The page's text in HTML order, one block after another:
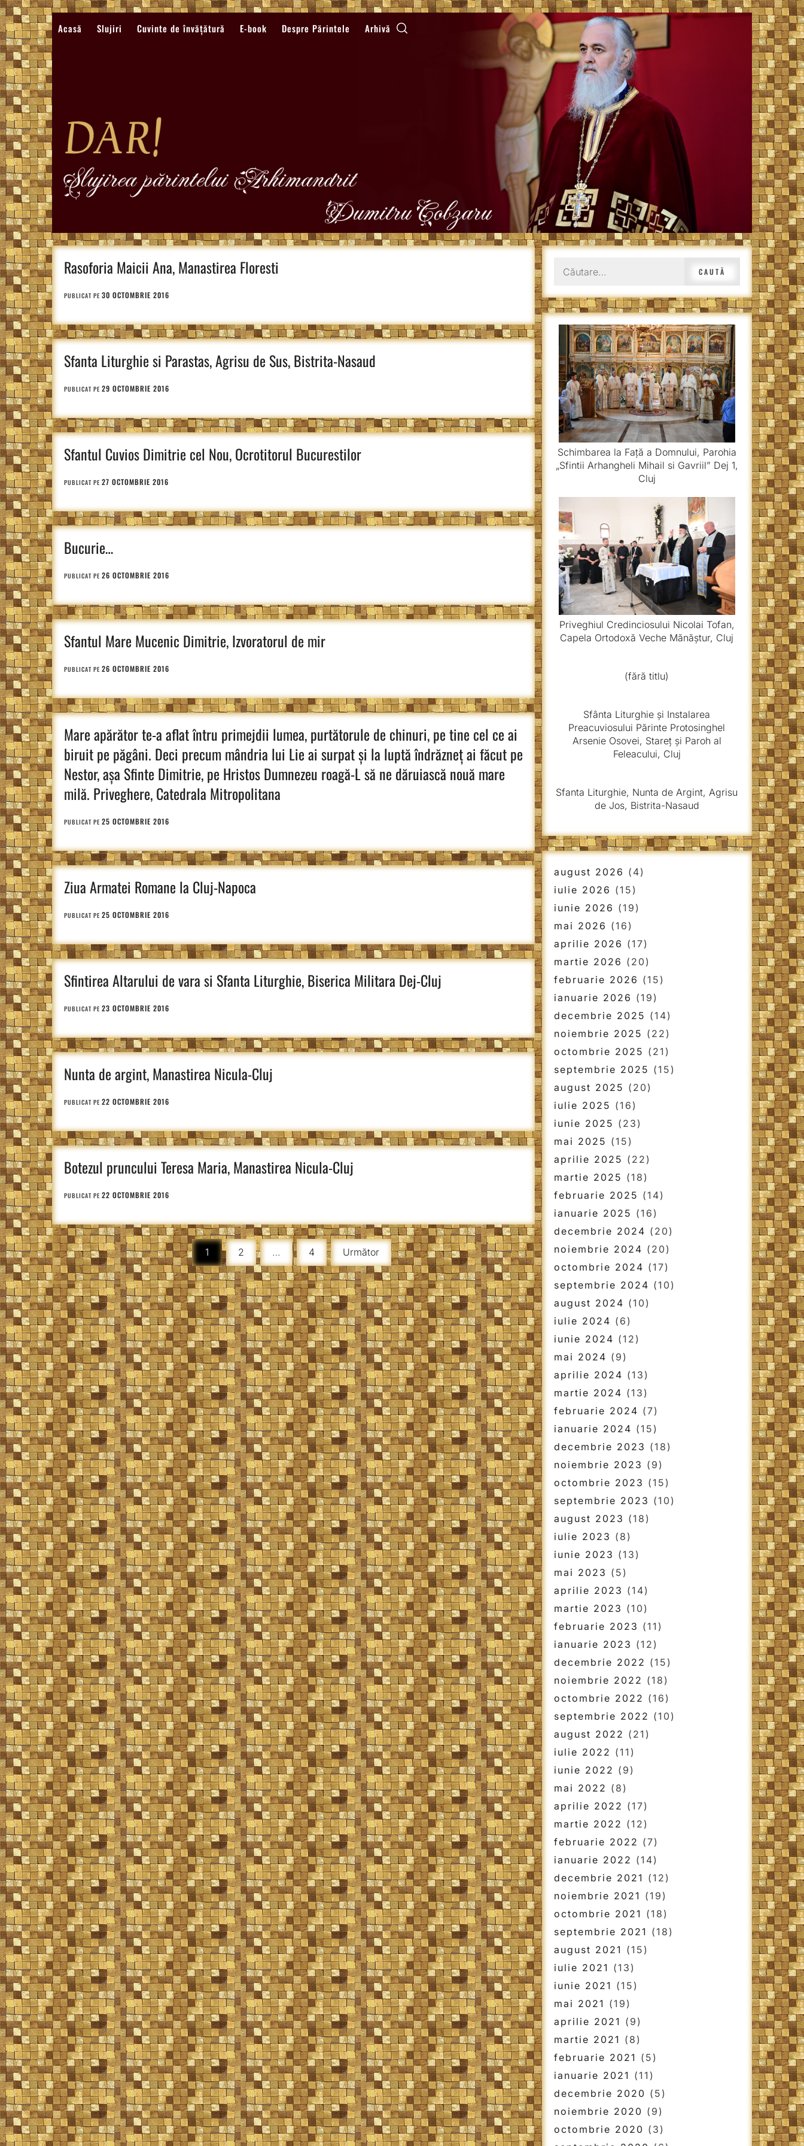
Sari
la
conținut
Acasă Slujiri Cuvinte de învățătură E-book Despre Părintele Arhivă
Rasoforia Maicii Ana, Manastirea Floresti
PUBLICAT PE 30 OCTOMBRIE 2016
Sfanta Liturghie si Parastas, Agrisu de Sus, Bistrita-Nasaud
PUBLICAT PE 29 OCTOMBRIE 2016
Sfantul Cuvios Dimitrie cel Nou, Ocrotitorul Bucurestilor
PUBLICAT PE 27 OCTOMBRIE 2016
Bucurie…
PUBLICAT PE 26 OCTOMBRIE 2016
Sfantul Mare Mucenic Dimitrie, Izvoratorul de mir
PUBLICAT PE 26 OCTOMBRIE 2016
Mare apărător te-a aflat întru pri­mej­dii lumea, purtătorule de chi­nuri, pe tine cel ce ai
biruit pe păgâni. Deci precum mândria lui Lie ai surpat și la luptă îndrăzneț ai făcut pe
Nestor, așa Sfinte Dimitrie, pe Hristos Dumnezeu roagă-L să ne dăruiască no­uă mare
milă. Priveghere, Catedrala Mitropolitana
PUBLICAT PE 25 OCTOMBRIE 2016
Ziua Armatei Romane la Cluj-Napoca
PUBLICAT PE 25 OCTOMBRIE 2016
Sfintirea Altarului de vara si Sfanta Liturghie, Biserica Militara Dej-Cluj
PUBLICAT PE 23 OCTOMBRIE 2016
Nunta de argint, Manastirea Nicula-Cluj
PUBLICAT PE 22 OCTOMBRIE 2016
Botezul pruncului Teresa Maria, Manastirea Nicula-Cluj
PUBLICAT PE 22 OCTOMBRIE 2016
Paginație
articole 1 2 … 4 Următor
după:
Schimbarea la Față a Domnului, Parohia
„Sfintii Arhangheli Mihail si Gavriil” Dej 1,
Cluj
Priveghiul Credinciosului Nicolai Tofan,
Capela Ortodoxă Veche Mănăștur, Cluj
(fără titlu)
Sfânta Liturghie și Instalarea
Preacuviosului Părinte Protosinghel
Arsenie Osovei, Stareț și Paroh al
Feleacului, Cluj
Sfanta Liturghie, Nunta de Argint, Agrisu
de Jos, Bistrita-Nasaud
august 2026 (4)
iulie 2026 (15)
iunie 2026 (19)
mai 2026 (16)
aprilie 2026 (17)
martie 2026 (20)
februarie 2026 (15)
ianuarie 2026 (19)
decembrie 2025 (14)
noiembrie 2025 (22)
octombrie 2025 (21)
septembrie 2025 (15)
august 2025 (20)
iulie 2025 (16)
iunie 2025 (23)
mai 2025 (15)
aprilie 2025 (22)
martie 2025 (18)
februarie 2025 (14)
ianuarie 2025 (16)
decembrie 2024 (20)
noiembrie 2024 (20)
octombrie 2024 (17)
septembrie 2024 (10)
august 2024 (10)
iulie 2024 (6)
iunie 2024 (12)
mai 2024 (9)
aprilie 2024 (13)
martie 2024 (13)
februarie 2024 (7)
ianuarie 2024 (15)
decembrie 2023 (18)
noiembrie 2023 (9)
octombrie 2023 (15)
septembrie 2023 (10)
august 2023 (18)
iulie 2023 (8)
iunie 2023 (13)
mai 2023 (5)
aprilie 2023 (14)
martie 2023 (10)
februarie 2023 (11)
ianuarie 2023 (12)
decembrie 2022 (15)
noiembrie 2022 (18)
octombrie 2022 (16)
septembrie 2022 (10)
august 2022 (21)
iulie 2022 (11)
iunie 2022 (9)
mai 2022 (8)
aprilie 2022 (17)
martie 2022 (12)
februarie 2022 (7)
ianuarie 2022 (14)
decembrie 2021 (12)
noiembrie 2021 (19)
octombrie 2021 (18)
septembrie 2021 (18)
august 2021 (15)
iulie 2021 (13)
iunie 2021 (15)
mai 2021 (19)
aprilie 2021 (9)
martie 2021 (8)
februarie 2021 (5)
ianuarie 2021 (11)
decembrie 2020 (5)
noiembrie 2020 (9)
octombrie 2020 (3)